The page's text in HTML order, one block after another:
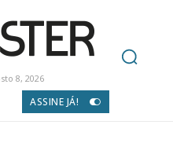
8, 2026
ASSINE JÁ!